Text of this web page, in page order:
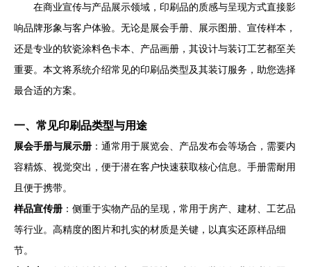
在商业宣传与产品展示领域，印刷品的质感与呈现方式直接影
响品牌形象与客户体验。无论是展会手册、展示图册、宣传样本，
还是专业的软瓷涂料色卡本、产品画册，其设计与装订工艺都至关
重要。本文将系统介绍常见的印刷品类型及其装订服务，助您选择
最合适的方案。
一、常见印刷品类型与用途
展会手册与展示册 ：通常用于展览会、产品发布会等场合，需要内
容精炼、视觉突出，便于潜在客户快速获取核心信息。手册需耐用
且便于携带。
样品宣传册 ：侧重于实物产品的呈现，常用于房产、建材、工艺品
等行业。高精度的图片和扎实的材质是关键，以真实还原样品细
节。